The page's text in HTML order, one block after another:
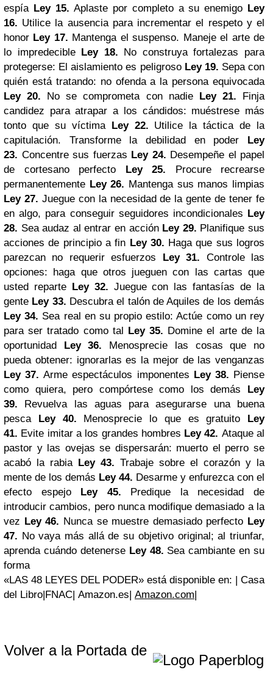
espía Ley 15. Aplaste por completo a su enemigo Ley
16. Utilice la ausencia para incrementar el respeto y el
honor Ley 17. Mantenga el suspenso. Maneje el arte de
lo impredecible Ley 18. No construya fortalezas para
protegerse: El aislamiento es peligroso Ley 19. Sepa con
quién está tratando: no ofenda a la persona equivocada
Ley 20. No se comprometa con nadie Ley 21. Finja
candidez para atrapar a los cándidos: muéstrese más
tonto que su víctima Ley 22. Utilice la táctica de la
capitulación. Transforme la debilidad en poder Ley
23. Concentre sus fuerzas Ley 24. Desempeñe el papel
de cortesano perfecto Ley 25. Procure recrearse
permanentemente Ley 26. Mantenga sus manos limpias
Ley 27. Juegue con la necesidad de la gente de tener fe
en algo, para conseguir seguidores incondicionales Ley
28. Sea audaz al entrar en acción Ley 29. Planifique sus
acciones de principio a fin Ley 30. Haga que sus logros
parezcan no requerir esfuerzos Ley 31. Controle las
opciones: haga que otros jueguen con las cartas que
usted reparte Ley 32. Juegue con las fantasías de la
gente Ley 33. Descubra el talón de Aquiles de los demás
Ley 34. Sea real en su propio estilo: Actúe como un rey
para ser tratado como tal Ley 35. Domine el arte de la
oportunidad Ley 36. Menosprecie las cosas que no
pueda obtener: ignorarlas es la mejor de las venganzas
Ley 37. Arme espectáculos imponentes Ley 38. Piense
como quiera, pero compórtese como los demás Ley
39. Revuelva las aguas para asegurarse una buena
pesca Ley 40. Menosprecie lo que es gratuito Ley
41. Evite imitar a los grandes hombres Ley 42. Ataque al
pastor y las ovejas se dispersarán: muerto el perro se
acabó la rabia Ley 43. Trabaje sobre el corazón y la
mente de los demás Ley 44. Desarme y enfurezca con el
efecto espejo Ley 45. Predique la necesidad de
introducir cambios, pero nunca modifique demasiado a la
vez Ley 46. Nunca se muestre demasiado perfecto Ley
47. No vaya más allá de su objetivo original; al triunfar,
aprenda cuándo detenerse Ley 48. Sea cambiante en su
forma
«LAS 48 LEYES DEL PODER» está disponible en: | Casa
del Libro|FNAC| Amazon.es| Amazon.com|
Volver a la Portada de